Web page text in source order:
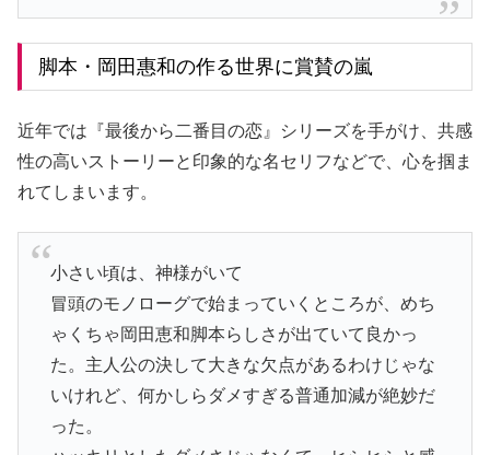
脚本・岡田惠和の作る世界に賞賛の嵐
近年では『最後から二番目の恋』シリーズを手がけ、共感
性の高いストーリーと印象的な名セリフなどで、心を掴ま
れてしまいます。
小さい頃は、神様がいて
冒頭のモノローグで始まっていくところが、めち
ゃくちゃ岡田恵和脚本らしさが出ていて良かっ
た。主人公の決して大きな欠点があるわけじゃな
いけれど、何かしらダメすぎる普通加減が絶妙だ
った。